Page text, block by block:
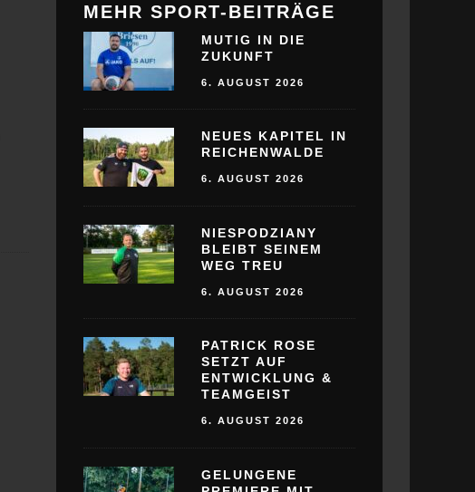
MEHR SPORT-BEITRÄGE
MUTIG IN DIE
ZUKUNFT
6. AUGUST 2026
NEUES KAPITEL IN
REICHENWALDE
6. AUGUST 2026
NIESPODZIANY
BLEIBT SEINEM
WEG TREU
6. AUGUST 2026
PATRICK ROSE
SETZT AUF
ENTWICKLUNG &
TEAMGEIST
6. AUGUST 2026
GELUNGENE